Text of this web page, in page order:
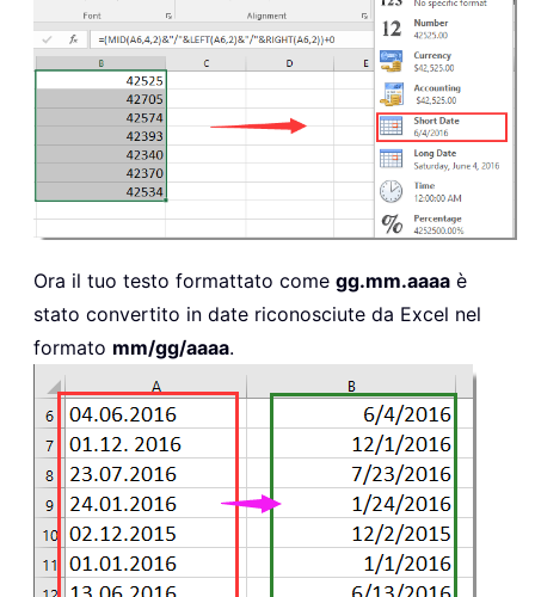
Ora il tuo testo formattato come gg.mm.aaaa è
stato convertito in date riconosciute da Excel nel
formato mm/gg/aaaa.